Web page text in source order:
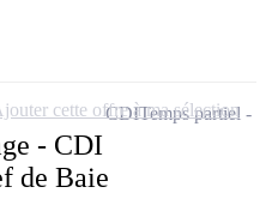
- CDI
de Baie
CDITemps partiel
cette offre à ma sélection